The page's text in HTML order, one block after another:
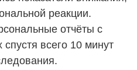
реакции.
отчёты с
всего 10 минут